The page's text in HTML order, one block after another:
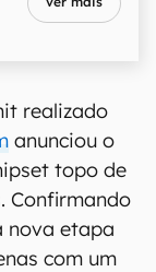
realizado
anunciou o
topo de
Confirmando
nova etapa
com um